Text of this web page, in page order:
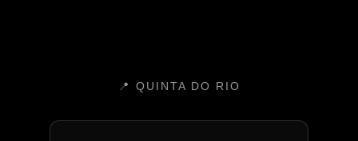
📍 QUINTA DO RIO